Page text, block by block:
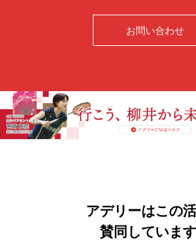
お問い合わせ
アデリーはこの
賛同しています